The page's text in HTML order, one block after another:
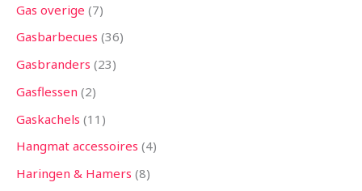
Gas overige 7
Gasbarbecues 36
Gasbranders 23
Gasflessen 2
Gaskachels 11
Hangmat accessoires 4
Haringen & Hamers 8